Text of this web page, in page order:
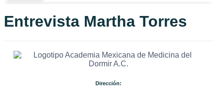
Entrevista Martha Torres
Dirección: